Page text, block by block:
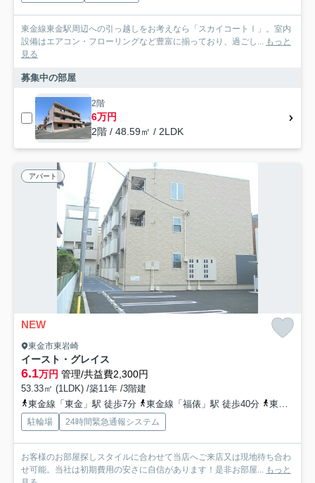
東金線東金駅周辺への引っ越しをお考えなら「スカイコートⅠ」。室内
設備はエアコン・フローリングなど豊富に揃っており、過ごし... もっと
見る
募集中の部屋
2階
6万円
2階 / 48.59㎡ / 2LDK
アパート
NEW
東金市東岩崎
イースト・グレイス
6.1万円 管理/共益費2,300円
53.33㎡ (1LDK) /築11年 /3階建
東金線「東金」駅 徒歩7分
東金線「福俵」駅 徒歩40分 東金線「求名」駅 徒歩50分
駐輪場 24時間緊急通報システム
お客様のお部屋探しスタイルに合わせて当店へご来店又は現地待ち合わ
せ可能。当社は初期費用の安さに自信があります！是非お部屋... もっと